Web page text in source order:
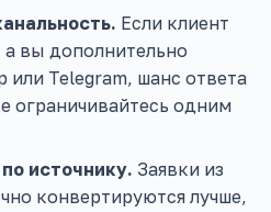
Если клиент
а вы дополнительно
или Telegram, шанс ответа
ограничивайтесь одним
источнику. Заявки из
конвертируются лучше,